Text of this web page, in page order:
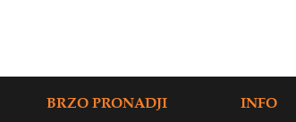
BRZO PRONADJI INFO